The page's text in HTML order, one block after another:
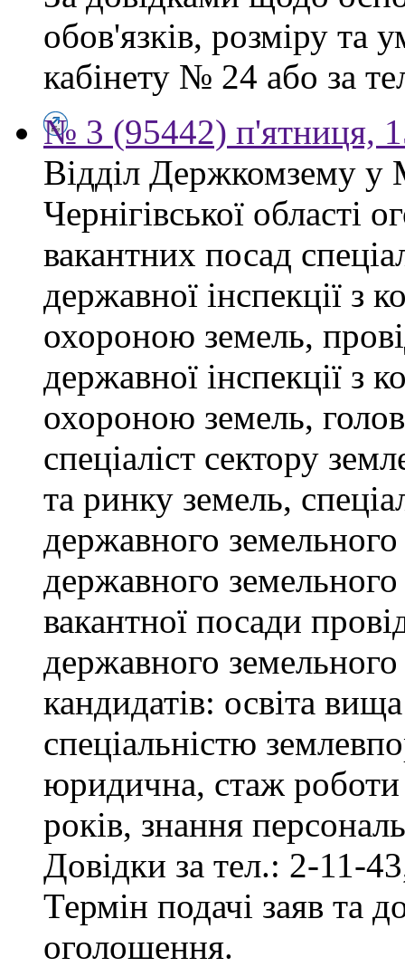
обов'язків, розміру та
кабінету № 24 або за
№ 3 (95442) п'ятниця,
Відділ Держкомзему у
Чернігівської області
вакантних посад
державної інспекції з
охороною земель,
державної інспекції з
охороною земель,
спеціаліст сектору
та ринку земель,
державного земельного
державного
вакантної посади
державного
кандидатів: освіта
спеціальністю
юридична, стаж роботи
років, знання
Довідки за тел.: 2-11-
Термін подачі заяв та
оголошення.